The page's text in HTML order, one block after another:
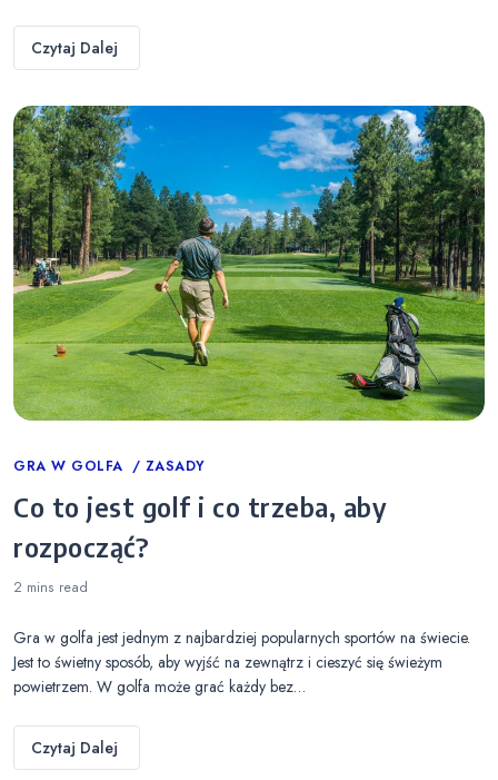
Czytaj Dalej
Categories
GRA W GOLFA ZASADY
Co to jest golf i co trzeba, aby
rozpocząć?
2 mins read
Gra w golfa jest jednym z najbardziej popularnych sportów na świecie.
Jest to świetny sposób, aby wyjść na zewnątrz i cieszyć się świeżym
powietrzem. W golfa może grać każdy bez…
Czytaj Dalej